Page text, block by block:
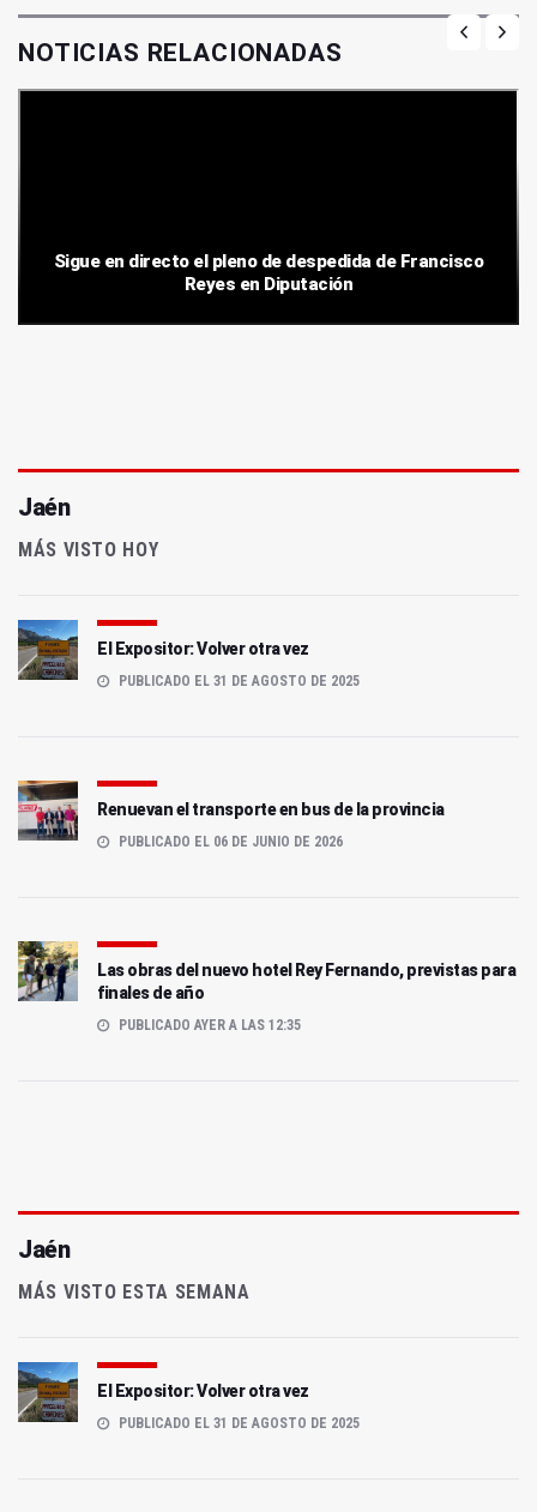
NOTICIAS RELACIONADAS
Sigue en directo el pleno de despedida de Francisco
Reyes en Diputación
Jaén
MÁS VISTO HOY
El Expositor: Volver otra vez
PUBLICADO EL 31 DE AGOSTO DE 2025
Renuevan el transporte en bus de la provincia
PUBLICADO EL 06 DE JUNIO DE 2026
Las obras del nuevo hotel Rey Fernando, previstas para
finales de año
PUBLICADO AYER A LAS 12:35
Jaén
MÁS VISTO ESTA SEMANA
El Expositor: Volver otra vez
PUBLICADO EL 31 DE AGOSTO DE 2025